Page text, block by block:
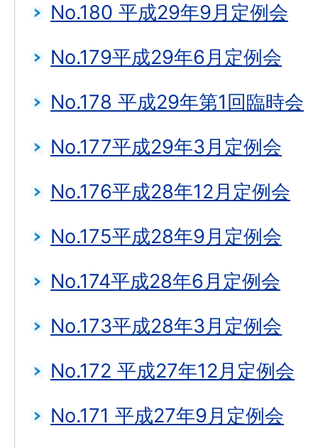
No.180 平成29年9月定例会
No.179平成29年6月定例会
No.178 平成29年第1回臨時会
No.177平成29年3月定例会
No.176平成28年12月定例会
No.175平成28年9月定例会
No.174平成28年6月定例会
No.173平成28年3月定例会
No.172 平成27年12月定例会
No.171 平成27年9月定例会